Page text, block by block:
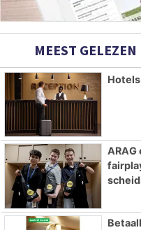
MEEST GELEZEN
ARAG